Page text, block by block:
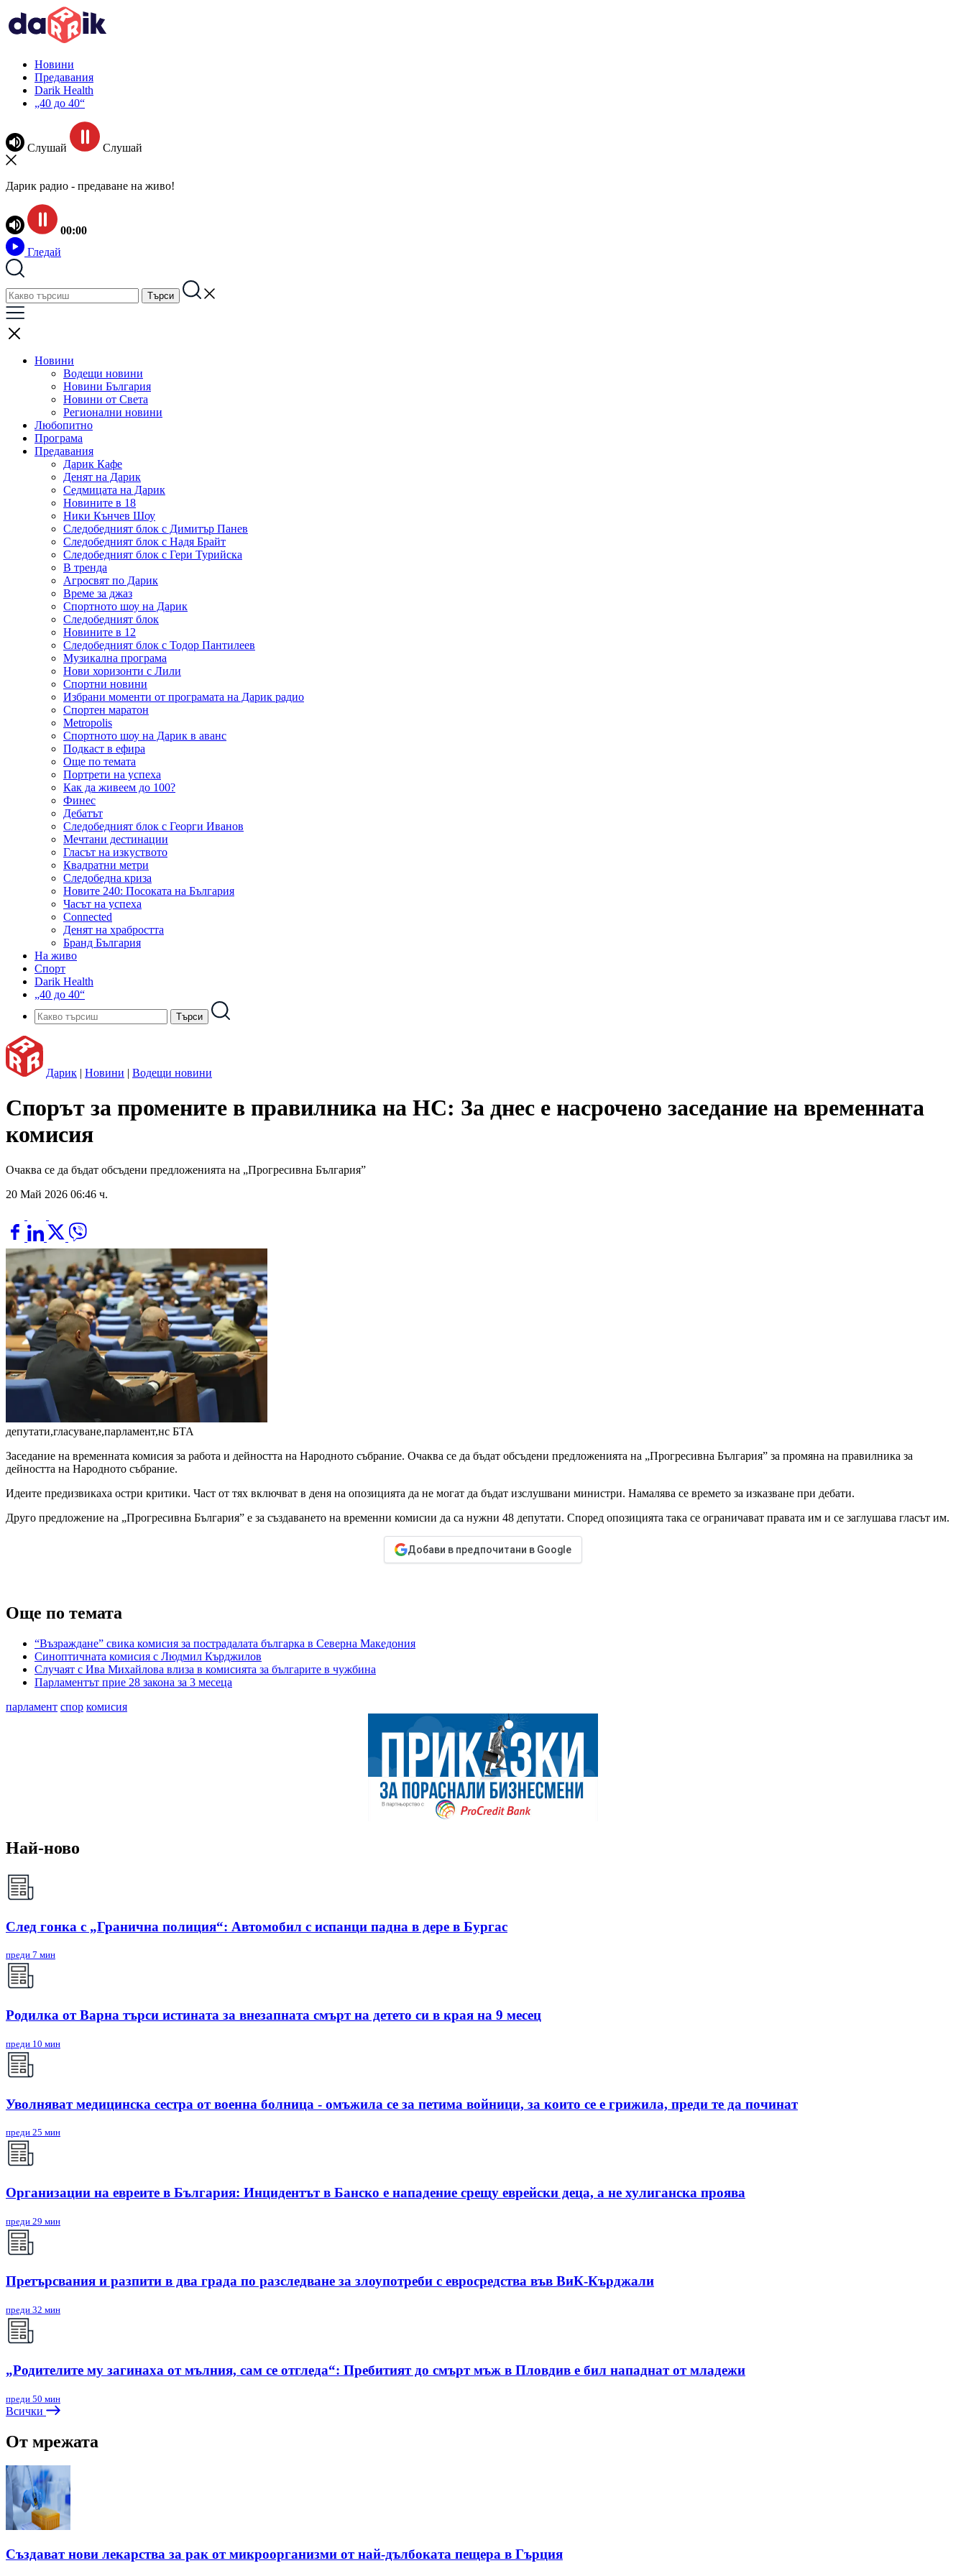
Новини
Предавания
Darik Health
„40 до 40“
Слушай Слушай
Дарик радио - предаване на живо!
00:00
Гледай
Новини
Водещи новини
Новини България
Новини от Света
Регионални новини
Любопитно
Програма
Предавания
Дарик Кафе
Денят на Дарик
Седмицата на Дарик
Новините в 18
Ники Кънчев Шоу
Следобедният блок с Димитър Панев
Следобедният блок с Надя Брайт
Следобедният блок с Гери Турийска
В тренда
Агросвят по Дарик
Време за джаз
Спортното шоу на Дарик
Следобедният блок
Новините в 12
Следобедният блок с Тодор Пантилеев
Музикална програма
Нови хоризонти с Лили
Спортни новини
Избрани моменти от програмата на Дарик радио
Спортен маратон
Metropolis
Спортното шоу на Дарик в аванс
Подкаст в ефира
Още по темата
Портрети на успеха
Как да живеем до 100?
Финес
Дебатът
Следобедният блок с Георги Иванов
Мечтани дестинации
Гласът на изкуството
Квадратни метри
Следобедна криза
Новите 240: Посоката на България
Часът на успеха
Connected
Денят на храбростта
Бранд България
На живо
Спорт
Darik Health
„40 до 40“
Дарик | Новини | Водещи новини
Спорът за промените в правилника на НС: За днес е насрочено заседание на временната
комисия
Очаква се да бъдат обсъдени предложенията на „Прогресивна България”
20 Май 2026 06:46 ч.
депутати,гласуване,парламент,нс БТА
Заседание на временната комисия за работа и дейността на Народното събрание. Очаква се да бъдат обсъдени предложенията на „Прогресивна България” за промяна на правилника за
дейността на Народното събрание.
Идеите предизвикаха остри критики. Част от тях включват в деня на опозицията да не могат да бъдат изслушвани министри. Намалява се времето за изказване при дебати.
Друго предложение на „Прогресивна България” е за създаването на временни комисии да са нужни 48 депутати. Според опозицията така се ограничават правата им и се заглушава гласът им.
Добави в предпочитани в Google
Още по темата
“Възраждане” свика комисия за пострадалата българка в Северна Македония
Синоптичната комисия с Людмил Кърджилов
Случаят с Ива Михайлова влиза в комисията за българите в чужбина
Парламентът прие 28 закона за 3 месеца
парламент спор комисия
Най-ново
След гонка с „Гранична полиция“: Автомобил с испанци падна в дере в Бургас
преди 7 мин
Родилка от Варна търси истината за внезапната смърт на детето си в края на 9 месец
преди 10 мин
Уволняват медицинска сестра от военна болница - омъжила се за петима войници, за които се е грижила, преди те да починат
преди 25 мин
Организации на евреите в България: Инцидентът в Банско е нападение срещу еврейски деца, а не хулиганска проява
преди 29 мин
Претърсвания и разпити в два града по разследване за злоупотреби с евросредства във ВиК-Кърджали
преди 32 мин
„Родителите му загинаха от мълния, сам се отгледа“: Пребитият до смърт мъж в Пловдив е бил нападнат от младежи
преди 50 мин
Всички
От мрежата
Създават нови лекарства за рак от микроорганизми от най-дълбоката пещера в Гърция